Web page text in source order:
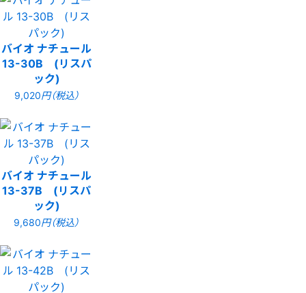
バイオ ナチュール
13-30B (リスパ
ック)
9,020円（税込）
バイオ ナチュール
13-37B (リスパ
ック)
9,680円（税込）